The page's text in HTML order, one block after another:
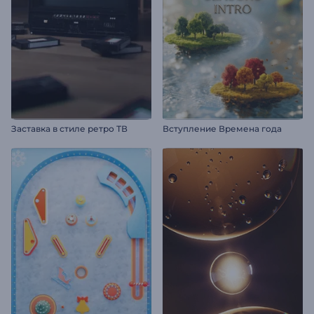
Заставка в стиле ретро ТВ Вступление Времена года